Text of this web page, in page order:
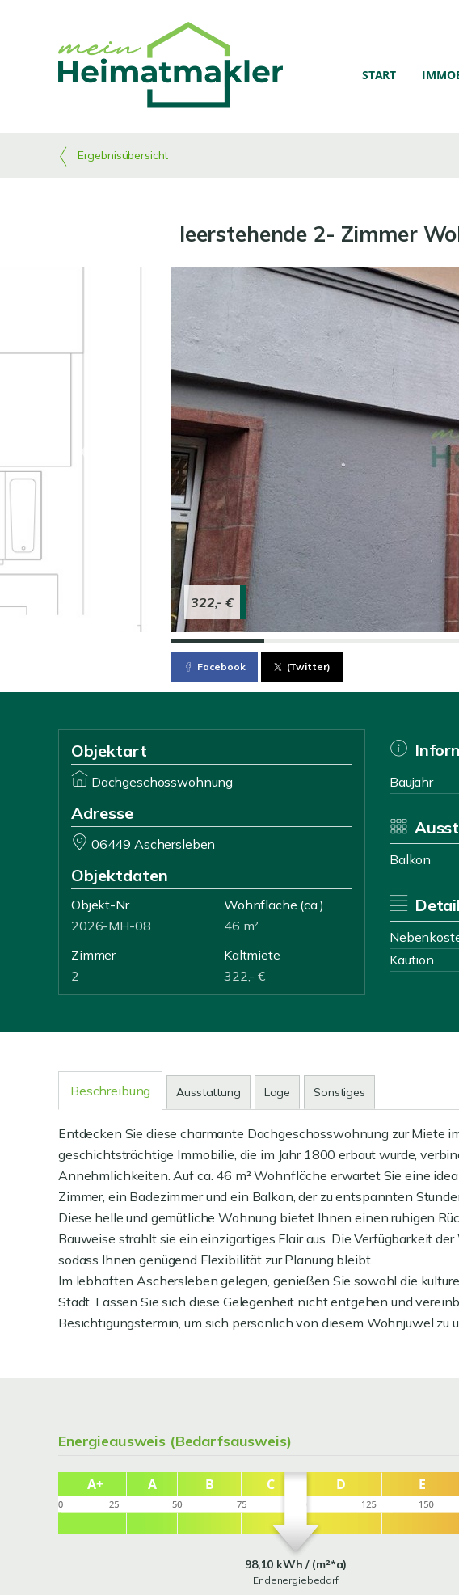
START
Ergebnisübersicht
leerstehende 2- Zimmer
322,- €
Facebook (Twitter)
Objektart
Dachgeschosswohnung
Adresse
06449 Aschersleben
Objektdaten
Objekt-Nr.
2026-MH-08
Wohnfläche (ca.)
46 m²
Zimmer
2
Kaltmiete
322,- €
Baujahr
Balkon
Kaution
Beschreibung Ausstattung Lage Sonstiges
Entdecken Sie diese charmante Dachgeschosswohnung zur Miete
geschichtsträchtige Immobilie, die im Jahr 1800 erbaut wurde,
Annehmlichkeiten. Auf ca. 46 m² Wohnfläche erwartet Sie eine
Zimmer, ein Badezimmer und ein Balkon, der zu entspannten
Diese helle und gemütliche Wohnung bietet Ihnen einen ruhigen
Bauweise strahlt sie ein einzigartiges Flair aus. Die Verfügbarkeit
sodass Ihnen genügend Flexibilität zur Planung bleibt.
Im lebhaften Aschersleben gelegen, genießen Sie sowohl die
Stadt. Lassen Sie sich diese Gelegenheit nicht entgehen und
Besichtigungstermin, um sich persönlich von diesem Wohnjuwel zu
Energieausweis (Bedarfsausweis)
98,10 kWh / (m²*a)
Endenergiebedarf